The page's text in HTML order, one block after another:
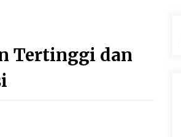
August 7, 2026
Satelit : Dua Kapal Induk AS
Tertinggi dan